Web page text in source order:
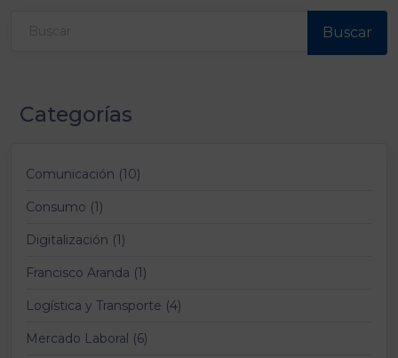
Buscar
Categorías
Comunicación (10)
Consumo (1)
Digitalización (1)
Francisco Aranda (1)
Logística y Transporte (4)
Mercado Laboral (6)